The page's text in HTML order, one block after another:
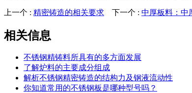
上一个 : 精密铸造的相关要求 下一个 : 中厚板料：中
相关信息
不锈钢精铸料所具有的多方面发展
了解炉料的主要成分组成
解析不锈钢精密铸造的结构力及钢液流动性
你知道常用的不锈钢板是哪种型号吗？